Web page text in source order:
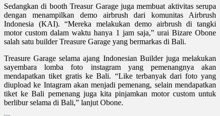
Sedangkan di booth Treasur Garage juga membuat aktivitas serupa
dengan menampilkan demo airbrush dari komunitas Airbrush
Indonesia (KAI). “Mereka melakukan demo airbrush di tangki
motor custom dalam waktu hanya 1 jam saja,” urai Bizare Obone
salah satu builder Treasure Garage yang bermarkas di Bali.
Treasure Garage selama ajang Indonesian Builder juga melakukan
sayembara lomba foto instagram yang pemenangnya akan
mendapatkan tiket gratis ke Bali. “Like terbanyak dari foto yang
diupload ke Intagram akan menjadi pemenang, selain mendapatkan
tiket ke Bali pemenang juga kita pinjamkan motor custom untuk
berlibur selama di Bali,” lanjut Obone.